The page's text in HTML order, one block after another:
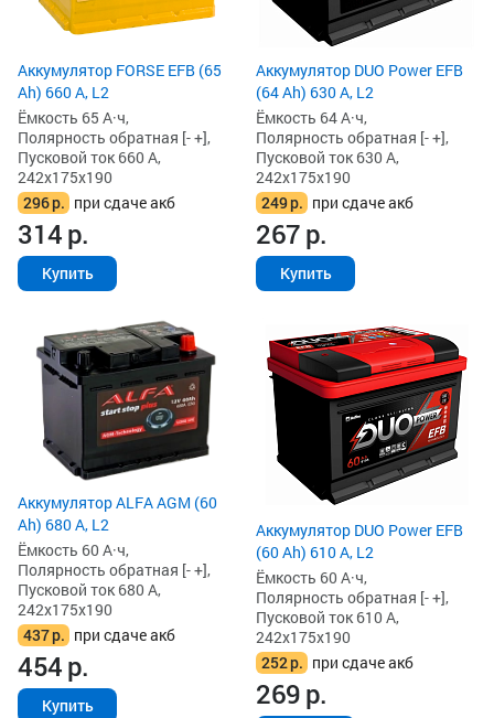
Аккумулятор FORSE EFB (65
Ah) 660 А, L2
Ёмкость 65 А·ч,
Полярность обратная [- +],
Пусковой ток 660 А,
242x175x190
296р. при сдаче акб
314р.
Купить
Аккумулятор DUO Power EFB
(64 Ah) 630 А, L2
Ёмкость 64 А·ч,
Полярность обратная [- +],
Пусковой ток 630 А,
242x175x190
249р. при сдаче акб
267р.
Купить
Аккумулятор ALFA AGM (60
Ah) 680 А, L2
Ёмкость 60 А·ч,
Полярность обратная [- +],
Пусковой ток 680 А,
242x175x190
437р. при сдаче акб
454р.
Купить
Аккумулятор DUO Power EFB
(60 Ah) 610 А, L2
Ёмкость 60 А·ч,
Полярность обратная [- +],
Пусковой ток 610 А,
242x175x190
252р. при сдаче акб
269р.